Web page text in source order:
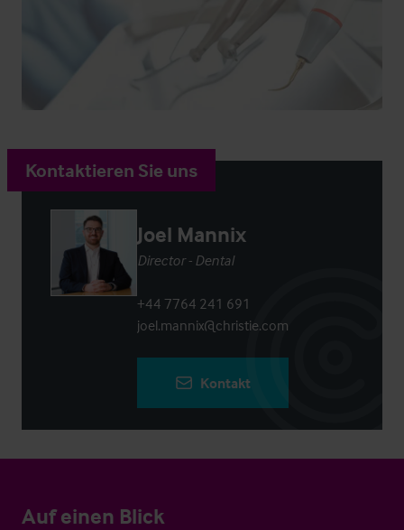
Kontaktieren Sie uns
Joel Mannix
Director - Dental
+44 7764 241 691
joel.mannix@christie.com
Kontakt
Auf einen Blick